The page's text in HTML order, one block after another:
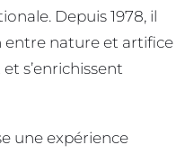
Depuis 1978, il
entre nature et artifice
s’enrichissent
une expérience